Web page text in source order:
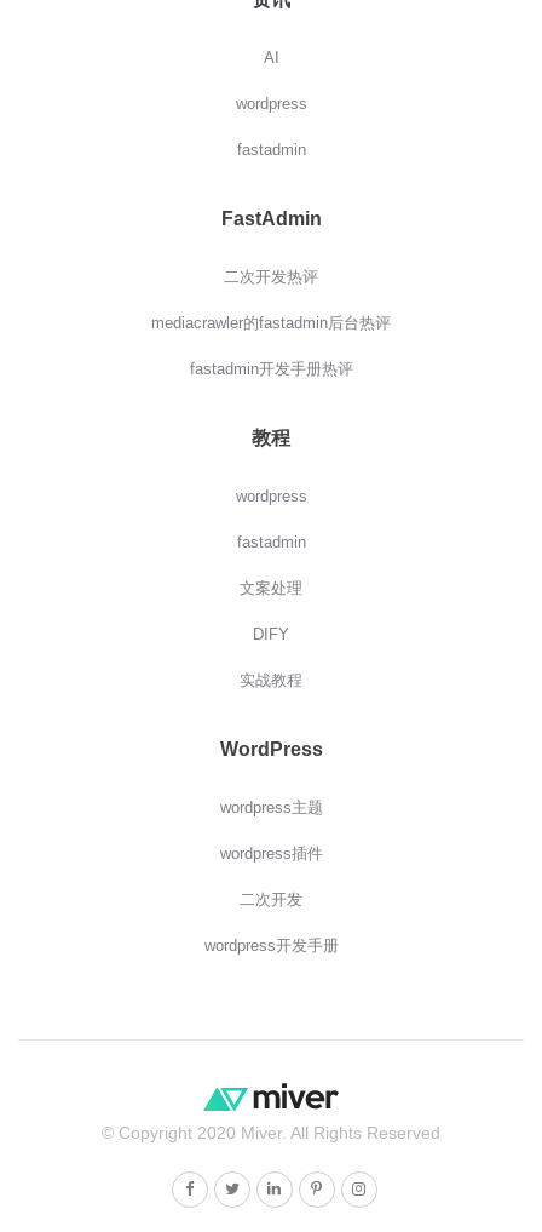
AI
wordpress
fastadmin
FastAdmin
二次开发热评
mediacrawler的fastadmin后台热评
fastadmin开发手册热评
教程
wordpress
fastadmin
文案处理
DIFY
实战教程
WordPress
wordpress主题
wordpress插件
二次开发
wordpress开发手册
© Copyright 2020 Miver. All Rights Reserved